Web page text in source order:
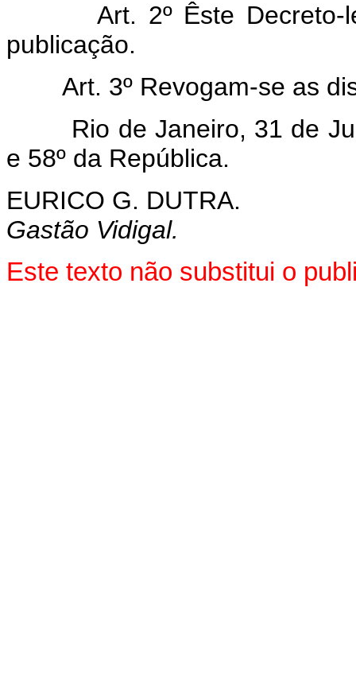
Art. 2º Êste
publicação.
Art. 3º Revogam-se as
Rio de Janeiro, 31 de
e 58º da República.
EURICO G. DUTRA.
Gastão Vidigal.
Este texto não substitui o